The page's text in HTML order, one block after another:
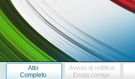
Atto
Completo
Avviso di rettifica
Errata corrige